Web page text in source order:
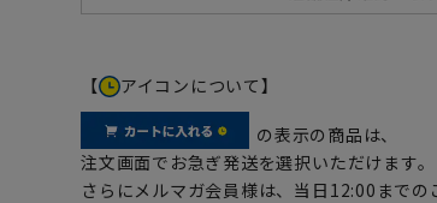
【 アイコンについて】
の表示の商品は、
注文画面でお急ぎ発送を選択いただけます。
さらにメルマガ会員様は、当日12:00まで